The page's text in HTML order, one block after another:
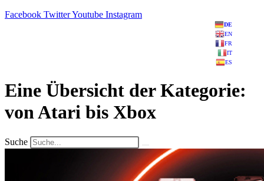
Facebook TwitterYoutube Instagram
DE
EN
FR
IT
ES
Eine Übersicht der Kategorie:
von Atari bis Xbox
Suche